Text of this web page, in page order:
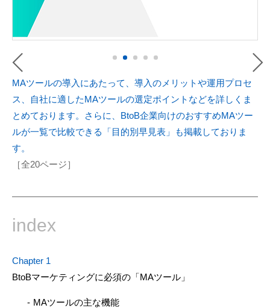
MAツールの導入にあたって、導入のメリットや運用プロセ
ス、自社に適したMAツールの選定ポイントなどを詳しくま
とめております。さらに、BtoB企業向けのおすすめMAツー
ルが一覧で比較できる「目的別早見表」も掲載しておりま
す。
［全20ページ］
index
Chapter 1
BtoBマーケティングに必須の「MAツール」
MAツールの主な機能